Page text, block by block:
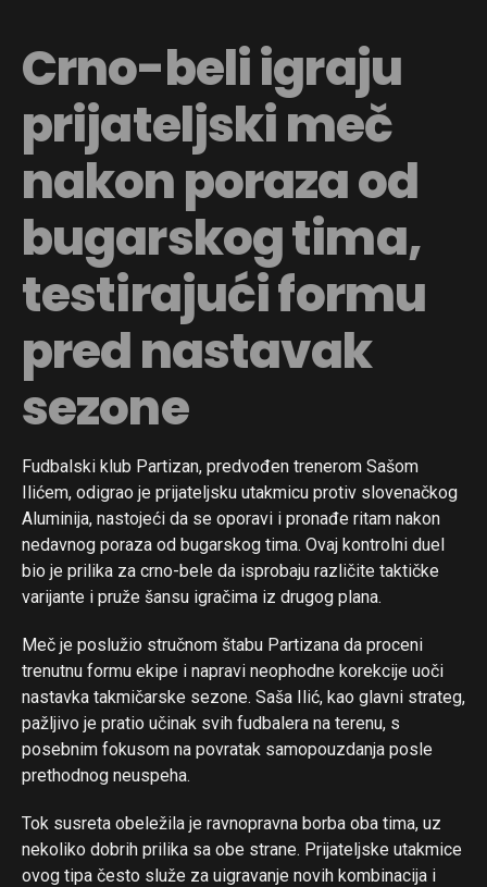
Crno-beli igraju
prijateljski meč
nakon poraza od
bugarskog tima,
testirajući formu
pred nastavak
sezone
Fudbalski klub Partizan, predvođen trenerom Sašom
Ilićem, odigrao je prijateljsku utakmicu protiv slovenačkog
Aluminija, nastojeći da se oporavi i pronađe ritam nakon
nedavnog poraza od bugarskog tima. Ovaj kontrolni duel
bio je prilika za crno-bele da isprobaju različite taktičke
varijante i pruže šansu igračima iz drugog plana.
Meč je poslužio stručnom štabu Partizana da proceni
trenutnu formu ekipe i napravi neophodne korekcije uoči
nastavka takmičarske sezone. Saša Ilić, kao glavni strateg,
pažljivo je pratio učinak svih fudbalera na terenu, s
posebnim fokusom na povratak samopouzdanja posle
prethodnog neuspeha.
Tok susreta obeležila je ravnopravna borba oba tima, uz
nekoliko dobrih prilika sa obe strane. Prijateljske utakmice
ovog tipa često služe za uigravanje novih kombinacija i
Reddit
Pinterest